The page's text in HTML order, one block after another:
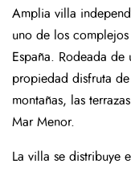
Amplia villa
uno de los
España. Rodeada
propiedad disfruta de
montañas, las
Mar Menor.
La villa se distribuye